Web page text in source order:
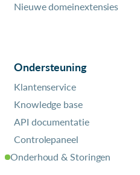
Nieuwe domeinextensies
Ondersteuning
Klantenservice
Knowledge base
API documentatie
Controlepaneel
Onderhoud & Storingen